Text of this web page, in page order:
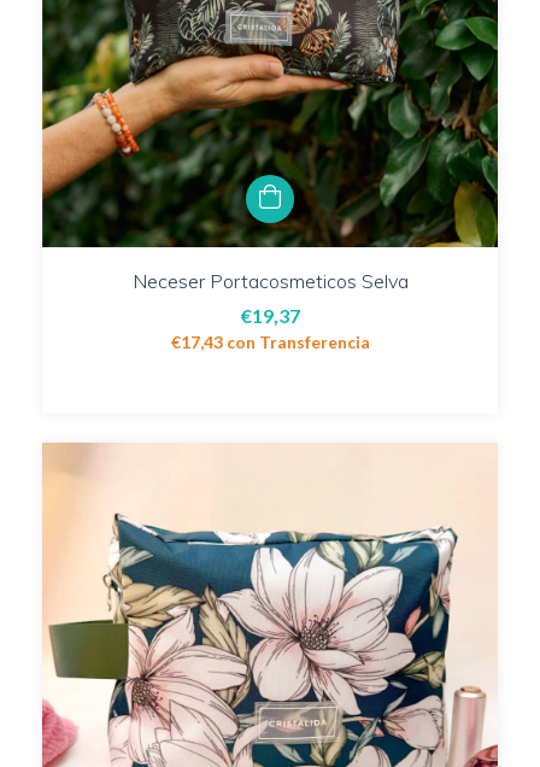
Neceser Portacosmeticos Selva
€19,37
€17,43 con Transferencia